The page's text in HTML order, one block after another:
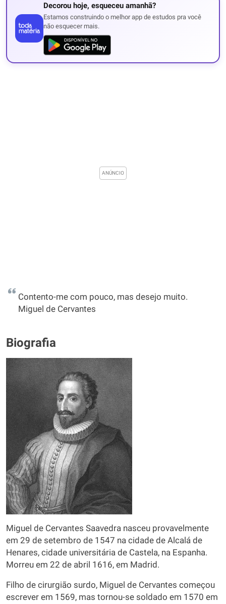
Decorou hoje, esqueceu amanhã?
Estamos construindo o melhor app de estudos pra você
não esquecer mais.
Contento-me com pouco, mas desejo muito.
Miguel de Cervantes
Biografia
Miguel de Cervantes Saavedra nasceu provavelmente
em 29 de setembro de 1547 na cidade de Alcalá de
Henares, cidade universitária de Castela, na Espanha.
Morreu em 22 de abril 1616, em Madrid.
Filho de cirurgião surdo, Miguel de Cervantes começou
escrever em 1569, mas tornou-se soldado em 1570 em